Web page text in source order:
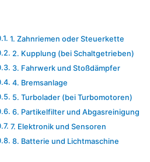
1. Zahnriemen oder Steuerkette
2. Kupplung (bei Schaltgetrieben)
3. Fahrwerk und Stoßdämpfer
4. Bremsanlage
5. Turbolader (bei Turbomotoren)
6. Partikelfilter und Abgasreinigung
7. Elektronik und Sensoren
8. Batterie und Lichtmaschine